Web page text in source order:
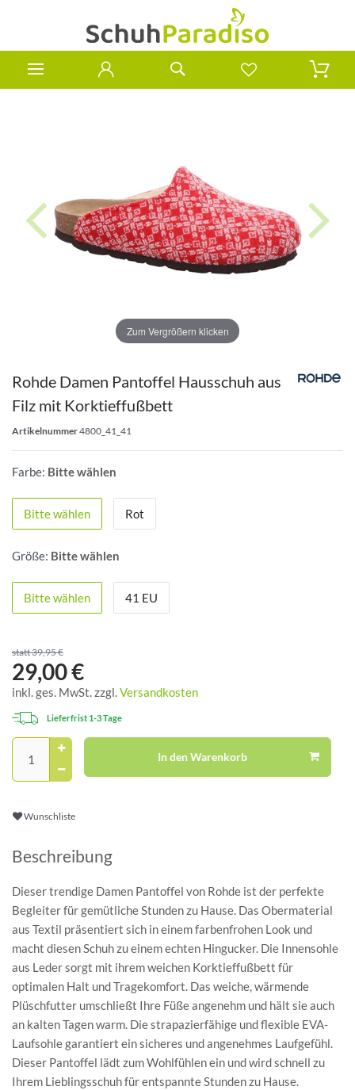
Zum Vergrößern klicken
Rohde Damen Pantoffel Hausschuh aus
Filz mit Korktieffußbett
Artikelnummer4800_41_41
Farbe: Bitte wählen
Bitte wählen Rot
Größe: Bitte wählen
Bitte wählen 41 EU
statt 39,95 €
29,00 €
inkl. ges. MwSt. zzgl.Versandkosten
Lieferfrist 1-3 Tage
In den Warenkorb
Wunschliste
Beschreibung
Dieser trendige Damen Pantoffel von Rohde ist der perfekte
Begleiter für gemütliche Stunden zu Hause. Das Obermaterial
aus Textil präsentiert sich in einem farbenfrohen Look und
macht diesen Schuh zu einem echten Hingucker. Die Innensohle
aus Leder sorgt mit ihrem weichen Korktieffußbett für
optimalen Halt und Tragekomfort. Das weiche, wärmende
Plüschfutter umschließt Ihre Füße angenehm und hält sie auch
an kalten Tagen warm. Die strapazierfähige und flexible EVA-
Laufsohle garantiert ein sicheres und angenehmes Laufgefühl.
Dieser Pantoffel lädt zum Wohlfühlen ein und wird schnell zu
Ihrem Lieblingsschuh für entspannte Stunden zu Hause.